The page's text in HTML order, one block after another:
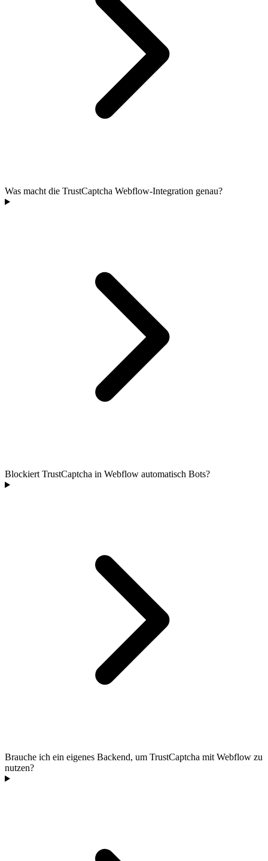
Was macht die TrustCaptcha Webflow-Integration genau?
Blockiert TrustCaptcha in Webflow automatisch Bots?
Brauche ich ein eigenes Backend, um TrustCaptcha mit Webflow zu
nutzen?